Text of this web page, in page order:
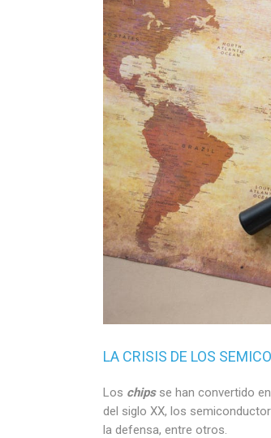
LA CRISIS DE LOS
Los chipsse han convertido
del siglo XX, los
la defensa, entre otros.